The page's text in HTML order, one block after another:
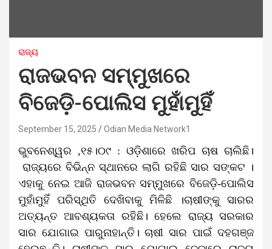
ରାଜ୍ୟ
ରାଜଭବନ ସମ୍ମୁଖରେ
ବିଜେଡ଼ି-ପୋଲିସ ମୁହାଁମୁହିଁ
September 15, 2025 Odian Media Network1
ଭୁବନେଶ୍ୱର ,୧୫।୦୯ : ଓଡ଼ିଶାରେ ଖରିପ ଚାଷ ଚାଲିଛି।
ରାଜ୍ୟରେ ବିଭିନ୍ନ ସ୍ଥାନରେ ଲାଗି ରହିଛି ସାର ସଙ୍କଟ ।
ଏହାକୁ ନେଇ ଆଜି ରାଜଭବନ ସମ୍ମୁଖରେ ବିଜେଡ଼ି-ପୋଲିସ
ମୁହାଁମୁହିଁ ପରିସ୍ଥିତି ଦେଖିବାକୁ ମିଳିଛି ।ଚାଷୀଙ୍କୁ ସାରର
ଅତ୍ୟନ୍ତ ଆବଶ୍ୟକତା ରହିଛି।ହେଲେ ରାଜ୍ୟ ସରକାର
ସାର ଯୋଗାଇ ପାରୁନାହାନ୍ତି। ଚାଷୀ ସାର ପାଇଁ ଦହଗଞ୍ଜ